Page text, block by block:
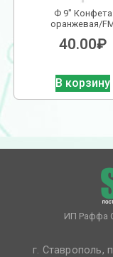
Ф 9″ Конфета
оранжевая/
40.00₽
В корзину
ИП Раффа
г. Ставрополь,